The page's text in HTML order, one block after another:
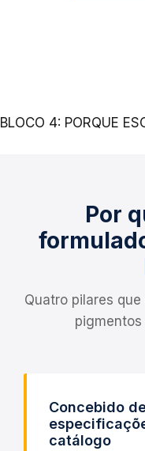
BLOCO 4: PORQUE
Por
Quatro pilares
Concebido
catálogo